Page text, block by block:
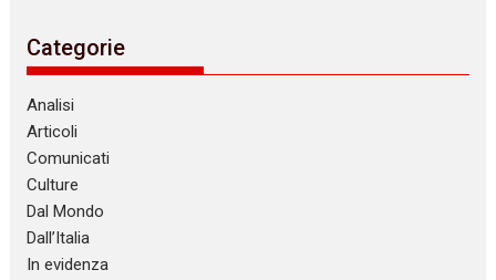
Categorie
Analisi
Articoli
Comunicati
Culture
Dal Mondo
Dall’Italia
In evidenza